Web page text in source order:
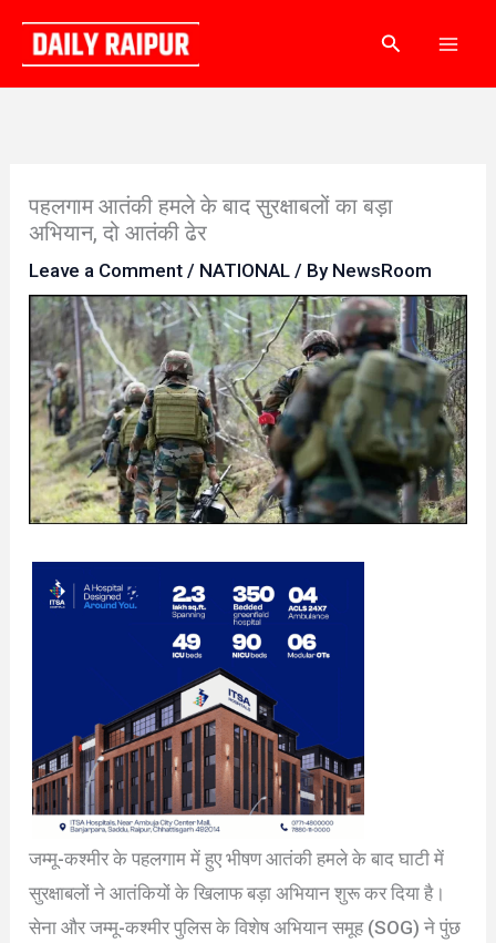
content
Search
पहलगाम आतंकी हमले के बाद सुरक्षाबलों का बड़ा
अभियान, दो आतंकी ढेर
Leave a Comment / NATIONAL / By NewsRoom
जम्मू-कश्मीर के पहलगाम में हुए भीषण आतंकी हमले के बाद घाटी में
सुरक्षाबलों ने आतंकियों के खिलाफ बड़ा अभियान शुरू कर दिया है।
सेना और जम्मू-कश्मीर पुलिस के विशेष अभियान समूह (SOG) ने पुंछ